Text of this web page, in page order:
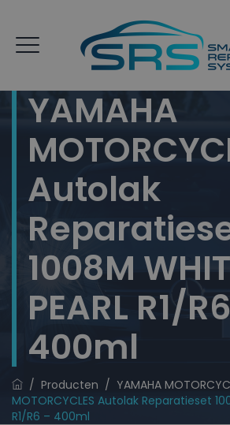
YAMAHA
Autolak
1008M
PEARL R1/
400ml
/ Producten / YAMAHA
MOTORCYCLES Autolak Reparatieset
R1/R6 – 400ml